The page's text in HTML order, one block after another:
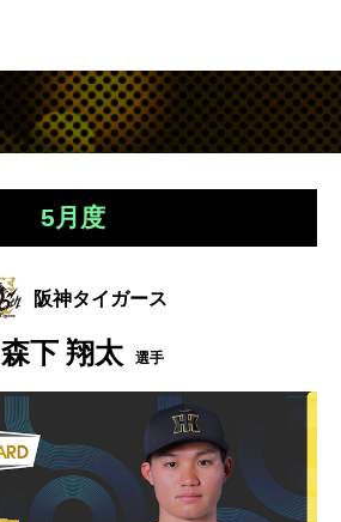
5月度
阪神タイガース
森下 翔太 選手